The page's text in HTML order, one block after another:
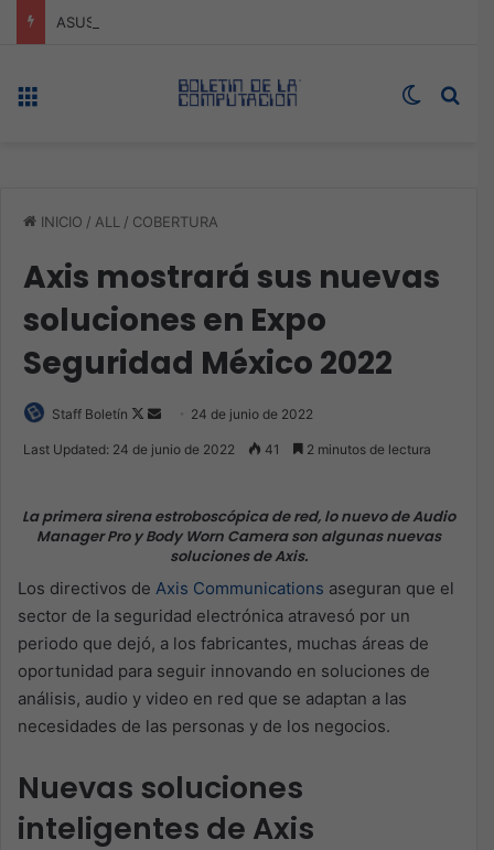
Switch
INICIO / ALL / COBERTURA
Axis mostrará sus nuevas
soluciones en Expo
Seguridad México 2022
Staff Boletín
Follow
Send 24 de junio de 2022
Last Updated: 24 de junio de 2022 41 2 minutos de lectura
La primera sirena estroboscópica de red, lo nuevo de Audio
Manager Pro y Body Worn Camera son algunas nuevas
soluciones de Axis.
Los directivos de Axis Communications aseguran que el
sector de la seguridad electrónica atravesó por un
periodo que dejó, a los fabricantes, muchas áreas de
oportunidad para seguir innovando en soluciones de
análisis, audio y video en red que se adaptan a las
necesidades de las personas y de los negocios.
Nuevas soluciones
inteligentes de Axis